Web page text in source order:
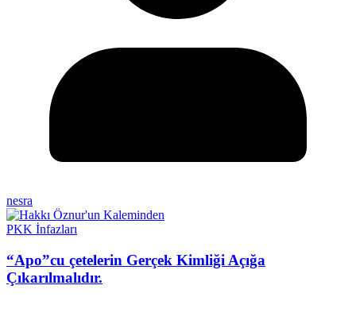
nesra
PKK İnfazları
“Apo”cu çetelerin Gerçek Kimliği Açığa
Çıkarılmalıdır.